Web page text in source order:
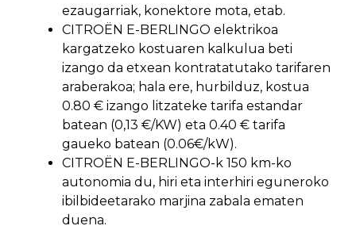
ezaugarriak, konektore mota, etab.
CITROËN E-BERLINGO elektrikoa
kargatzeko kostuaren kalkulua beti
izango da etxean kontratatutako tarifaren
araberakoa; hala ere, hurbilduz, kostua
0.80 € izango litzateke tarifa estandar
batean (0,13 €/KW) eta 0.40 € tarifa
gaueko batean (0.06€/kW).
CITROËN E-BERLINGO-k 150 km-ko
autonomia du, hiri eta interhiri eguneroko
ibilbideetarako marjina zabala ematen
duena.